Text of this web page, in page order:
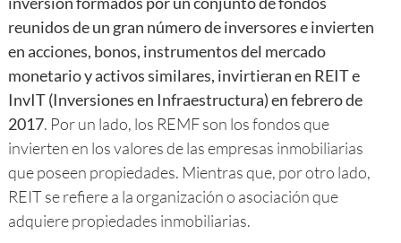
reunidos de un gran número de inversores e invierten
en acciones, bonos, instrumentos del mercado
monetario y activos similares, invirtieran en REIT e
InvIT (Inversiones en Infraestructura) en febrero de
2017. Por un lado, los REMF son los fondos que
invierten en los valores de las empresas inmobiliarias
que poseen propiedades. Mientras que, por otro lado,
REIT se refiere a la organización o asociación que
adquiere propiedades inmobiliarias.